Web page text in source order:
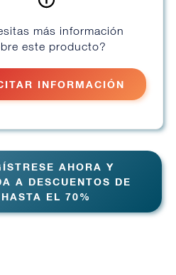
más información
este producto?
INFORMACIÓN
AHORA Y
A DESCUENTOS DE
HASTA EL 70%